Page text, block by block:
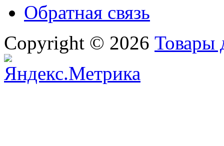
Обратная связь
Copyright © 2026 Товары